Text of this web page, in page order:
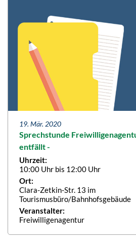
19. Mär. 2020
Sprechstunde
entfällt -
Uhrzeit:
10:00 Uhr bis 12:00 Uhr
Ort:
Clara-Zetkin-Str. 13 im
Tourismusbüro/Bahnhofsgebäude
Veranstalter:
Freiwilligenagentur